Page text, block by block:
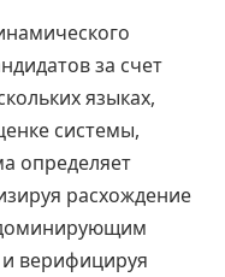
за счет
языках,
системы,
определяет
расхождение
верифицируя